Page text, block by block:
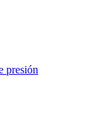
presión